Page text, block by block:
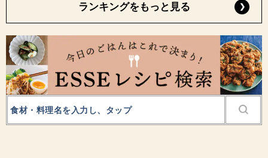
ランキングをもっと見る